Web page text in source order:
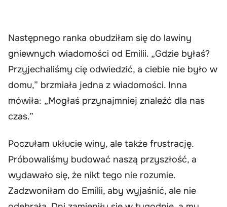
Następnego ranka obudziłam się do lawiny
gniewnych wiadomości od Emilii. „Gdzie byłaś?
Przyjechaliśmy cię odwiedzić, a ciebie nie było w
domu,” brzmiała jedna z wiadomości. Inna
mówiła: „Mogłaś przynajmniej znaleźć dla nas
czas.”
Poczułam ukłucie winy, ale także frustrację.
Próbowaliśmy budować naszą przyszłość, a
wydawało się, że nikt tego nie rozumie.
Zadzwoniłam do Emilii, aby wyjaśnić, ale nie